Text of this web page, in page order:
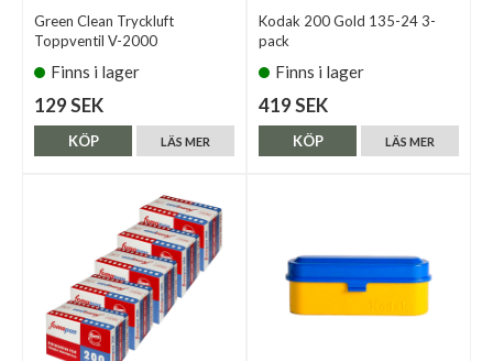
Green Clean Tryckluft
Toppventil V-2000
Finns i lager
129 SEK
LÄS MER
KÖP
Kodak 200 Gold 135-24 3-
pack
Finns i lager
419 SEK
LÄS MER
KÖP